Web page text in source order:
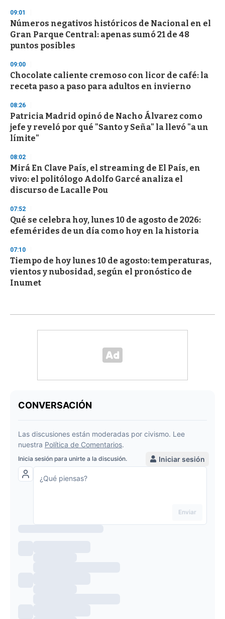
d
s
09:01
Números negativos históricos de Nacional en el
Gran Parque Central: apenas sumó 21 de 48
puntos posibles
09:00
Chocolate caliente cremoso con licor de café: la
receta paso a paso para adultos en invierno
08:26
Patricia Madrid opinó de Nacho Álvarez como
jefe y reveló por qué "Santo y Seña" la llevó "a un
límite"
08:02
Mirá En Clave País, el streaming de El País, en
vivo: el politólogo Adolfo Garcé analiza el
discurso de Lacalle Pou
07:52
Qué se celebra hoy, lunes 10 de agosto de 2026:
efemérides de un día como hoy en la historia
07:10
Tiempo de hoy lunes 10 de agosto: temperaturas,
vientos y nubosidad, según el pronóstico de
Inumet